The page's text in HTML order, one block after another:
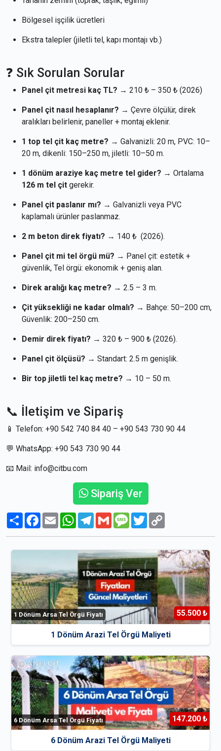
Bölgesel işçilik ücretleri
Ekstra talepler (jiletli tel, kapı montajı vb.)
❓ Sık Sorulan Sorular
Panel çit metresi kaç TL? → 210 ₺ – 350 ₺ (2026)
Panel çit nasıl hesaplanır? → Çevre ölçülür, direk
aralıkları belirlenir, paneller + montaj eklenir.
1 top tel çit kaç metre? → Galvanizli: 20 m, PVC: 10–
20 m, dikenli: 150–250 m, jiletli: 10–50 m.
1 dönüm araziye kaç metre tel gider? → Ortalama
126 m tel çit gerekir.
Panel çit paslanır mı? → Galvanizli veya PVC
kaplamalı ürünler paslanmaz.
2 m beton direk fiyatı? → 140 ₺ (2026).
Panel çit mi tel örgü mü? → Panel çit: estetik +
güvenlik, Tel örgü: ekonomik + geniş alan.
Direk aralığı kaç metre? → 2.5 – 3 m.
Çit yüksekliği ne kadar olmalı? → Bahçe: 50–200 cm,
Güvenlik: 200–250 cm.
Demir direk fiyatı? → 320 ₺ – 900 ₺ (2026).
Panel çit ölçüsü? → Standart: 2.5 m genişlik.
Bir top jiletli tel kaç metre? → 10 – 50 m.
📞 İletişim ve Sipariş
📱 Telefon: +90 542 740 84 40 – +90 543 730 90 44
💬 WhatsApp: +90 543 730 90 44
📧 Mail: info@citbu.com
Sipariş Ver
PaylaşFacebook
Email WhatsAppTelegram
Gmail Message
Twitter
1 Dönüm Arsa Tel Örgü Fiyatı 55.500 ₺
1 Dönüm Arazi Tel Örgü Maliyeti
6 Dönüm Arsa Tel Örgü Fiyatı 147.200 ₺
6 Dönüm Arazi Tel Örgü Maliyeti